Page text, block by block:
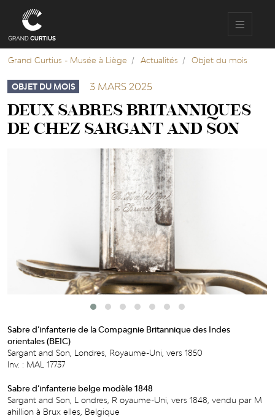
contenu
principal
Grand Curtius - Musée à Liège
Actualités Objet du mois
OBJET DU MOIS 3 MARS 2025
DEUX SABRES BRITANNIQUES
DE CHEZ SARGANT AND SON
Sabre d’infanterie de la Compagnie Britannique des Indes
orientales (BEIC)
Sargant and Son, Londres, Royaume-Uni, vers 1850
Inv. : MAL 17737
Sabre d’infanterie belge modèle 1848
Sargant and Son, L ondres, R oyaume-Uni, vers 1848, vendu par M
ahillion à Brux elles, Belgique